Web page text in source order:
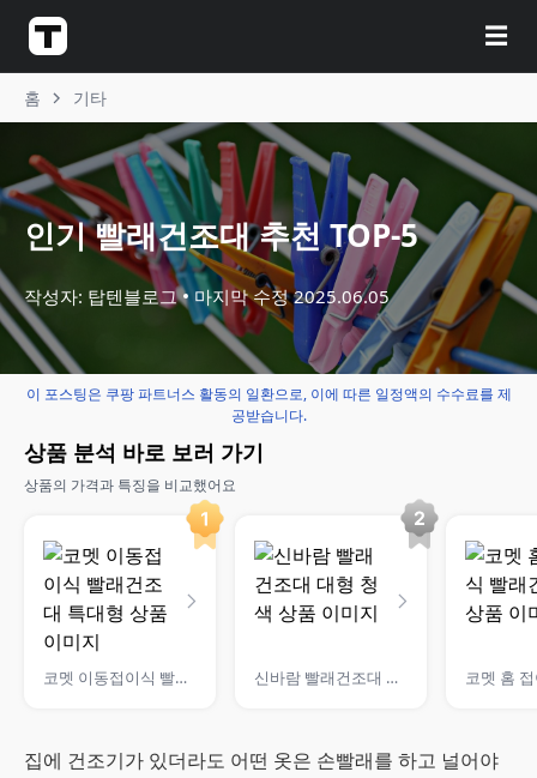
☰
홈 기타
인기 빨래건조대 추천 TOP-5
작성자: 탑텐블로그 마지막 수정2025.06.05
이 포스팅은 쿠팡 파트너스 활동의 일환으로, 이에 따른 일정액의 수수료를 제
공받습니다.
상품 분석 바로 보러 가기
상품의 가격과 특징을 비교했어요
코멧 이동접이식 빨래건조대 특대형 신바람 빨래건조대 대형 청색
집에 건조기가 있더라도 어떤 옷은 손빨래를 하고 널어야